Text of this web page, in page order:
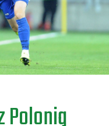
Polonią